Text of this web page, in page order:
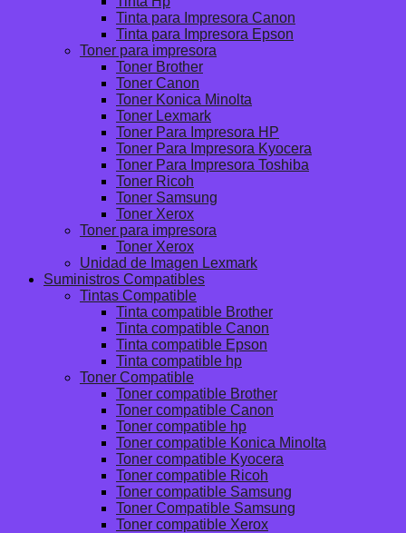
Tinta para Impresora Canon
Tinta para Impresora Epson
Toner para impresora
Toner Brother
Toner Canon
Toner Konica Minolta
Toner Lexmark
Toner Para Impresora HP
Toner Para Impresora Kyocera
Toner Para Impresora Toshiba
Toner Ricoh
Toner Samsung
Toner Xerox
Toner para impresora
Toner Xerox
Unidad de Imagen Lexmark
Suministros Compatibles
Tintas Compatible
Tinta compatible Brother
Tinta compatible Canon
Tinta compatible Epson
Tinta compatible hp
Toner Compatible
Toner compatible Brother
Toner compatible Canon
Toner compatible hp
Toner compatible Konica Minolta
Toner compatible Kyocera
Toner compatible Ricoh
Toner compatible Samsung
Toner Compatible Samsung
Toner compatible Xerox